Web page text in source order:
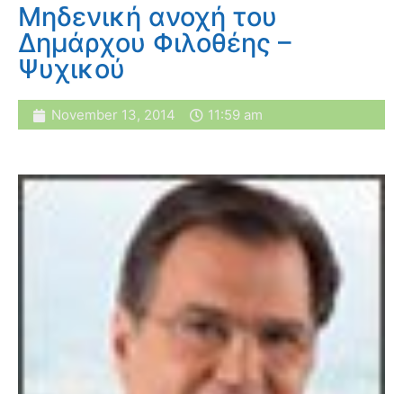
Μηδενική ανοχή του
Δημάρχου Φιλοθέης –
Ψυχικού
November 13, 2014 11:59 am